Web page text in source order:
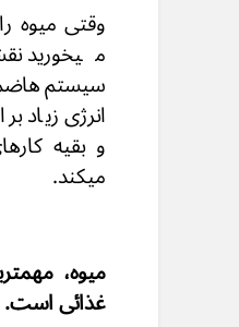
وقتی میوه
میخورید
سیستم
انرژی
و بقیه‌
میکند.
میوه،
غذائی است.